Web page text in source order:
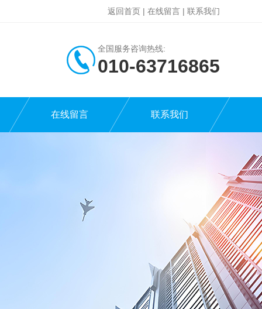
返回首页 | 在线留言 | 联系我们
全国服务咨询热线:
010-63716865
在线留言 联系我们